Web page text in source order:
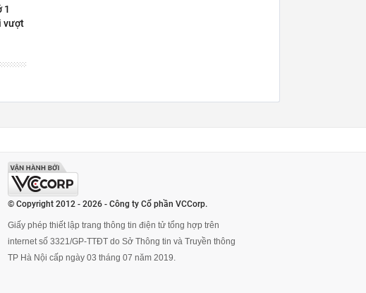
1
vượt
© Copyright 2012 - 2026 - Công ty Cổ phần VCCorp.
Giấy phép thiết lập trang thông tin điện tử tổng hợp trên
internet số 3321/GP-TTĐT do Sở Thông tin và Truyền thông
TP Hà Nội cấp ngày 03 tháng 07 năm 2019.